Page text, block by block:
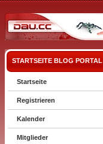
STARTSEITE BLOG PORTAL
Startseite
Registrieren
Kalender
Mitglieder